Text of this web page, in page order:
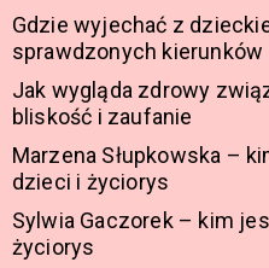
Gdzie wyjechać z
sprawdzonych kierunków
Jak wygląda zdrowy
bliskość i zaufanie
Marzena Słupkowska –
dzieci i życiorys
Sylwia Gaczorek – kim
życiorys